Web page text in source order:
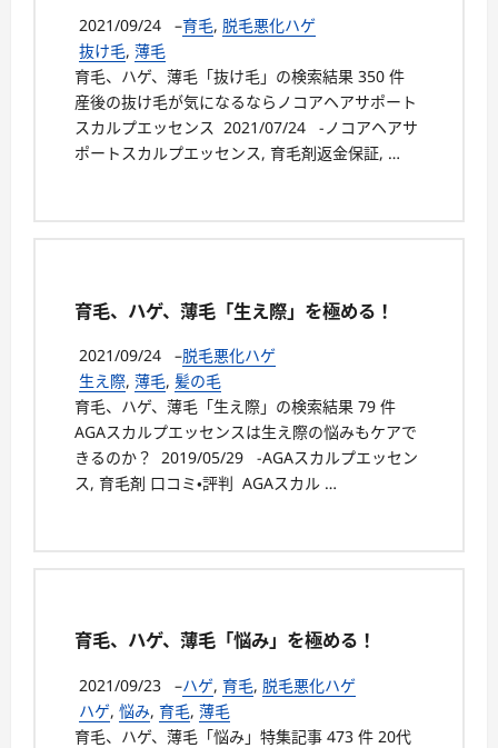
2021/09/24 –育毛, 脱毛悪化ハゲ
抜け毛, 薄毛
育毛、ハゲ、薄毛「抜け毛」の検索結果 350 件
産後の抜け毛が気になるならノコアヘアサポート
スカルプエッセンス 2021/07/24 -ノコアヘアサ
ポートスカルプエッセンス, 育毛剤返金保証, …
育毛、ハゲ、薄毛「生え際」を極める！
2021/09/24 –脱毛悪化ハゲ
生え際, 薄毛, 髪の毛
育毛、ハゲ、薄毛「生え際」の検索結果 79 件
AGAスカルプエッセンスは生え際の悩みもケアで
きるのか？ 2019/05/29 -AGAスカルプエッセン
ス, 育毛剤 口コミ・評判 AGAスカル …
育毛、ハゲ、薄毛「悩み」を極める！
2021/09/23 –ハゲ, 育毛, 脱毛悪化ハゲ
ハゲ, 悩み, 育毛, 薄毛
育毛、ハゲ、薄毛「悩み」特集記事 473 件 20代